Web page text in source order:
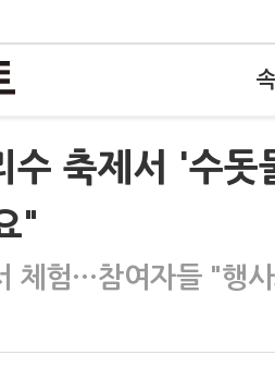
수 축제서 '수
"
체험…참여자들 "행